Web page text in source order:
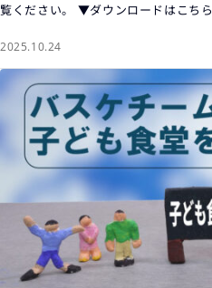
覧ください。 ▼ダウンロードはこちら
2025.10.24